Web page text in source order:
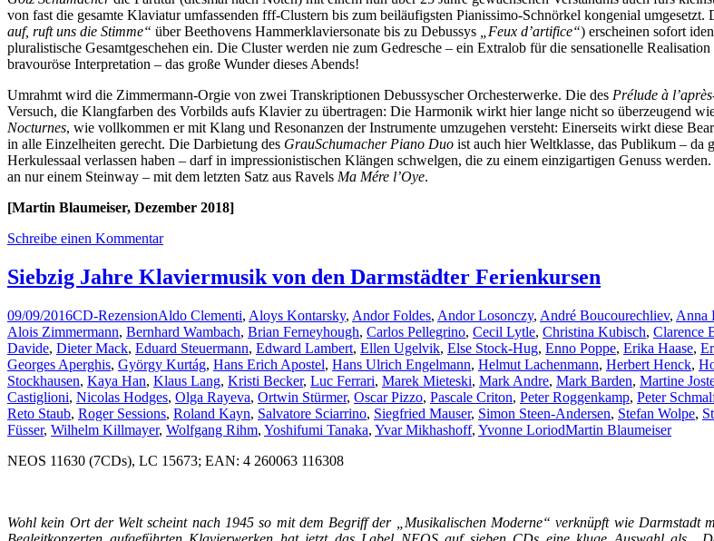
von fast die gesamte Klaviatur umfassenden fff-Clustern bis zum beiläufigsten Pianissimo-Schnörkel kongenial umgesetzt.
auf, ruft uns die Stimme“ über Beethovens Hammerklaviersonate bis zu Debussys „Feux d’artifice“) erscheinen sofort
pluralistische Gesamtgeschehen ein. Die Cluster werden nie zum Gedresche – ein Extralob für die sensationelle
bravouröse Interpretation – das große Wunder dieses Abends!
Umrahmt wird die Zimmermann-Orgie von zwei Transkriptionen Debussyscher Orchesterwerke. Die des Prélude à
Versuch, die Klangfarben des Vorbilds aufs Klavier zu übertragen: Die Harmonik wirkt hier lange nicht so überzeugend
Nocturnes, wie vollkommen er mit Klang und Resonanzen der Instrumente umzugehen versteht: Einerseits wirkt diese
in alle Einzelheiten gerecht. Die Darbietung des GrauSchumacher Piano Duo ist auch hier Weltklasse, das Publikum –
Herkulessaal verlassen haben – darf in impressionistischen Klängen schwelgen, die zu einem einzigartigen Genuss
an nur einem Steinway – mit dem letzten Satz aus Ravels Ma Mére l’Oye.
[Martin Blaumeiser, Dezember 2018]
Schreibe einen Kommentar
Siebzig Jahre Klaviermusik von den Darmstädter Ferienkursen
09/09/2016CD-RezensionAldo Clementi, Aloys Kontarsky, Andor Foldes, Andor Losonczy, André Boucourechliev, Anna
Alois Zimmermann, Bernhard Wambach, Brian Ferneyhough, Carlos Pellegrino, Cecil Lytle, Christina Kubisch, Clarence
Davide, Dieter Mack, Eduard Steuermann, Edward Lambert, Ellen Ugelvik, Else Stock-Hug, Enno Poppe, Erika Haase,
Georges Aperghis, György Kurtág, Hans Erich Apostel, Hans Ulrich Engelmann, Helmut Lachenmann, Herbert Henck,
Stockhausen, Kaya Han, Klaus Lang, Kristi Becker, Luc Ferrari, Marek Mieteski, Mark Andre, Mark Barden, Martine
Castiglioni, Nicolas Hodges, Olga Rayeva, Ortwin Stürmer, Oscar Pizzo, Pascale Criton, Peter Roggenkamp, Peter
Reto Staub, Roger Sessions, Roland Kayn, Salvatore Sciarrino, Siegfried Mauser, Simon Steen-Andersen, Stefan Wolpe,
Füsser, Wilhelm Killmayer, Wolfgang Rihm, Yoshifumi Tanaka, Yvar Mikhashoff, Yvonne LoriodMartin Blaumeiser
NEOS 11630 (7CDs), LC 15673; EAN: 4 260063 116308
Wohl kein Ort der Welt scheint nach 1945 so mit dem Begriff der „Musikalischen Moderne“ verknüpft wie Darmstadt